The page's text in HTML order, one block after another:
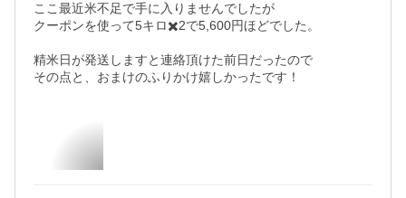
ここ最近米不足で手に入りませんでしたが
クーポンを使って5キロ✖️2で5,600円ほどでした。
精米日が発送しますと連絡頂けた前日だったので
その点と、おまけのふりかけ嬉しかったです！